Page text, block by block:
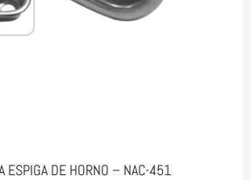
ESPIGA DE HORNO – NAC-451